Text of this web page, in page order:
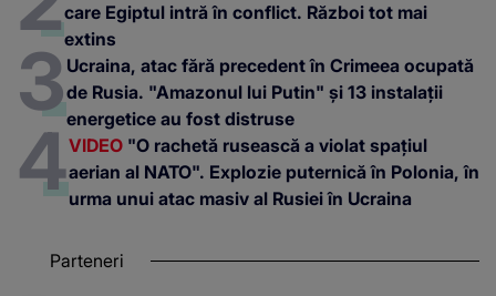
care Egiptul intră în conflict. Război tot mai
extins
Ucraina, atac fără precedent în Crimeea ocupată
de Rusia. "Amazonul lui Putin" și 13 instalații
energetice au fost distruse
VIDEO "O rachetă rusească a violat spațiul
aerian al NATO". Explozie puternică în Polonia, în
urma unui atac masiv al Rusiei în Ucraina
Parteneri